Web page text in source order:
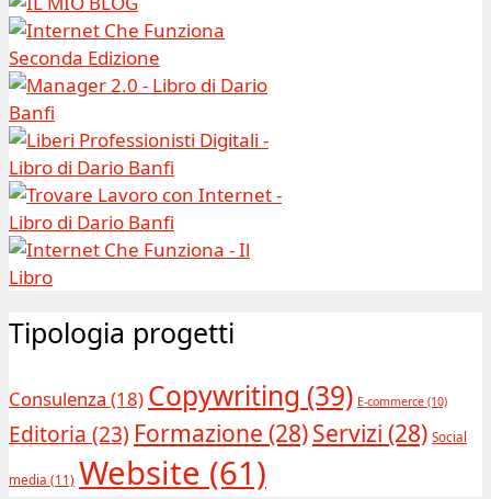
Tipologia progetti
Consulenza (18) Copywriting (39) E-commerce (10)
Editoria (23) Formazione (28)Servizi (28) Social
media (11) Website (61)